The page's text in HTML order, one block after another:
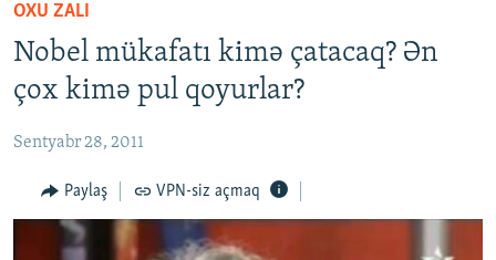
qayıt
Əsas
naviqasiyaya
qayıt
Axtarışa
#İZAHLA
KORRUPSIOMETR
#ƏSLINDƏ
FƏRQƏ BAX
QANUNI DOĞRU
ARAŞDIRMA
OXU ZALI
Nobel mükafatı kimə çatacaq? Ən
çox kimə pul qoyurlar?
Sentyabr 28, 2011
Paylaş VPN-siz açmaq